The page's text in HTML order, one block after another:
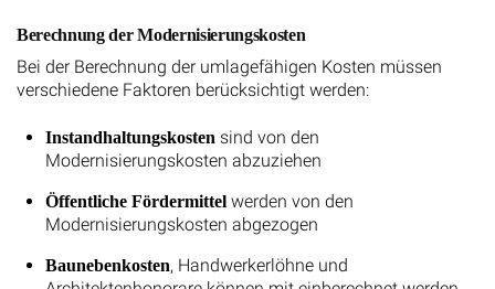
Berechnung der Modernisierungskosten
Bei der Berechnung der umlagefähigen Kosten müssen
verschiedene Faktoren berücksichtigt werden:
Instandhaltungskostensind von den
Modernisierungskosten abzuziehen
Öffentliche Fördermittelwerden von den
Modernisierungskosten abgezogen
Baunebenkosten, Handwerkerlöhne und